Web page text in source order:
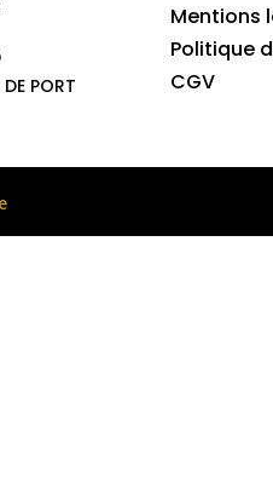
PORT
Mentions
Politique
CGV